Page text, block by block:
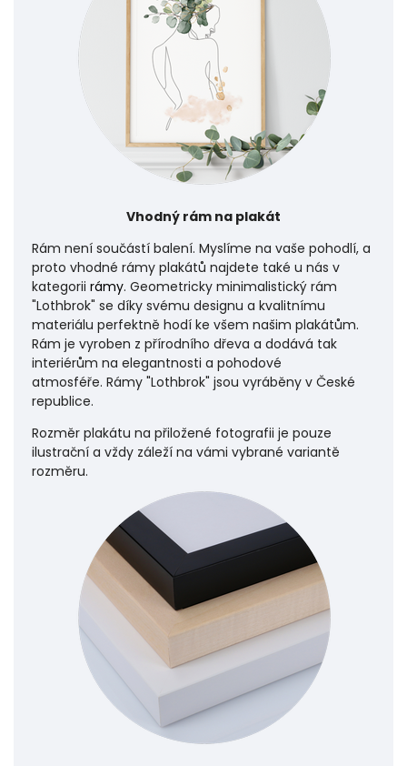
Vhodný rám na plakát
Rám není součástí balení. Myslíme na vaše pohodlí, a
proto vhodné rámy plakátů najdete také u nás v
kategorii rámy. Geometricky minimalistický rám
"Lothbrok" se díky svému designu a kvalitnímu
materiálu perfektně hodí ke všem našim plakátům.
Rám je vyroben z přírodního dřeva a dodává tak
interiérům na elegantnosti a pohodové
atmosféře. Rámy "Lothbrok" jsou vyráběny v České
republice.
Rozměr plakátu na přiložené fotografii je pouze
ilustrační a vždy záleží na vámi vybrané variantě
rozměru.